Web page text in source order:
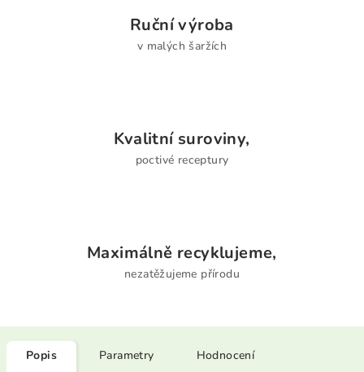
Ruční výroba
v malých šaržích
Kvalitní suroviny,
poctivé receptury
Maximálně recyklujeme,
nezatěžujeme přírodu
Popis Parametry Hodnocení